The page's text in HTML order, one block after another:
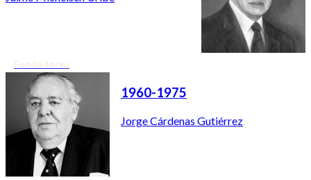
Fundadores
1960-1975
Jorge Cárdenas Gutiérrez